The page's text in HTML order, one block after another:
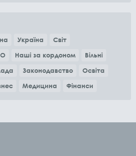
Україна
Світ
Наші за кордоном
Вільні
Законодавство
Освіта
Медицина Фінанси